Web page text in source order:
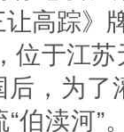
《三
于江苏
，为了
伯渎河”